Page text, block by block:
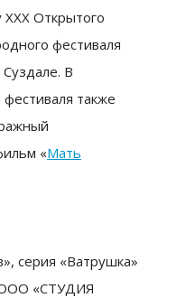
Открытого
фестиваля
В
также
«Мать
серия «Ватрушка»
«СТУДИЯ